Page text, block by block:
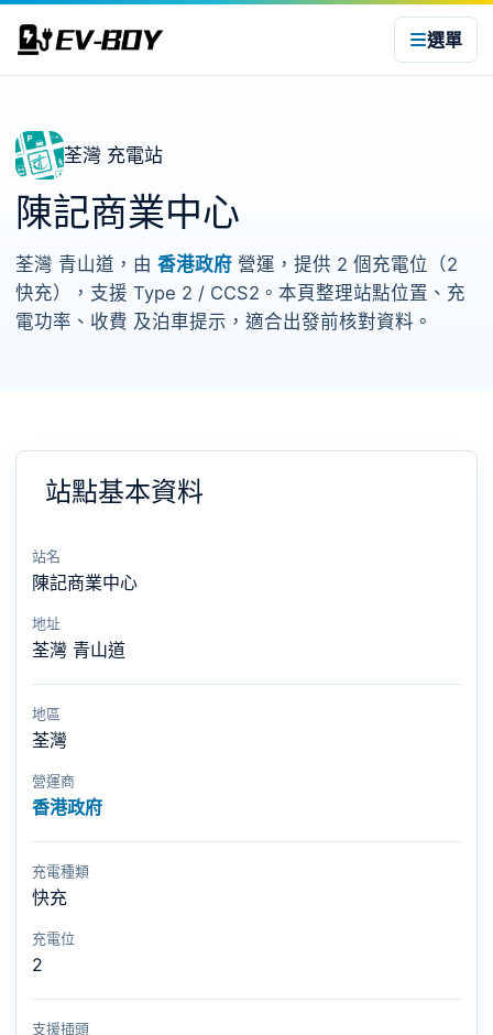
選單
荃灣 充電站
陳記商業中心
荃灣 青山道，由 香港政府 營運，提供 2 個充電位（2
快充），支援 Type 2 / CCS2。本頁整理站點位置、充
電功率、收費 及泊車提示，適合出發前核對資料。
站點基本資料
站名
陳記商業中心
地址
荃灣 青山道
地區
荃灣
營運商
香港政府
充電種類
快充
充電位
2
支援插頭